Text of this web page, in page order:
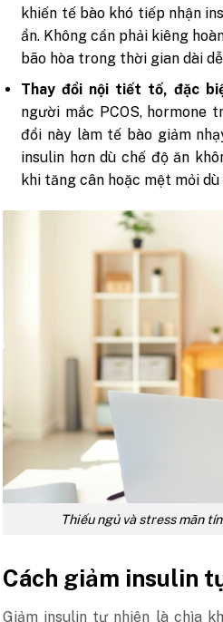
khiến tế bào khó tiếp nhận
ẩn. Không cần phải kiêng
bão hòa trong thời gian dài
Thay đổi nội tiết tố, đặc
người mắc PCOS, hormone
đổi này làm tế bào giảm
insulin hơn dù chế độ ăn
khi tăng cân hoặc mệt mỏi
Thiếu ngủ và stress mãn
Cách giảm insulin
Giảm insulin tự nhiên là chìa